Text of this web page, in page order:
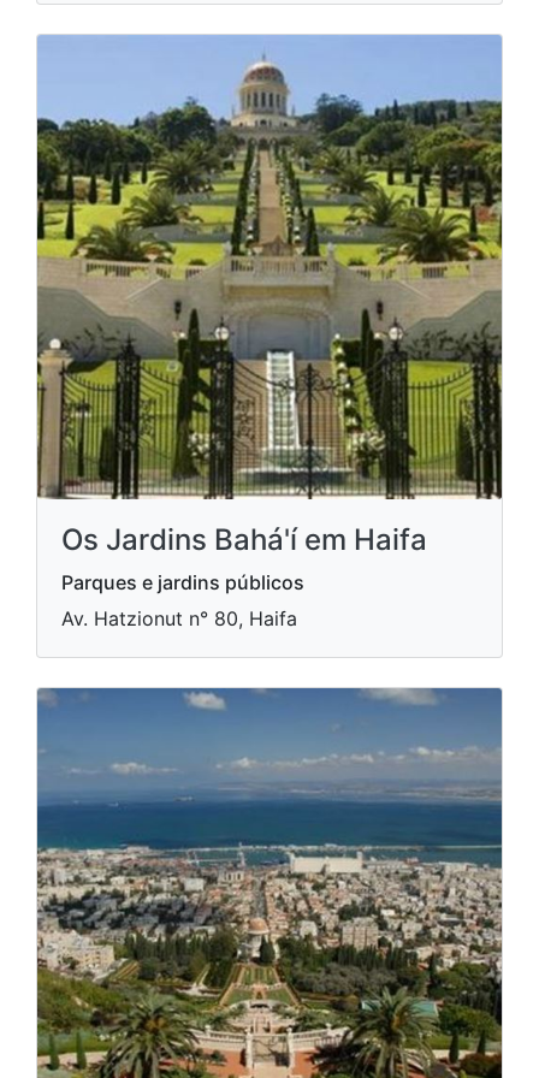
Os Jardins Bahá'í em Haifa
Parques e jardins públicos
Av. Hatzionut n° 80, Haifa